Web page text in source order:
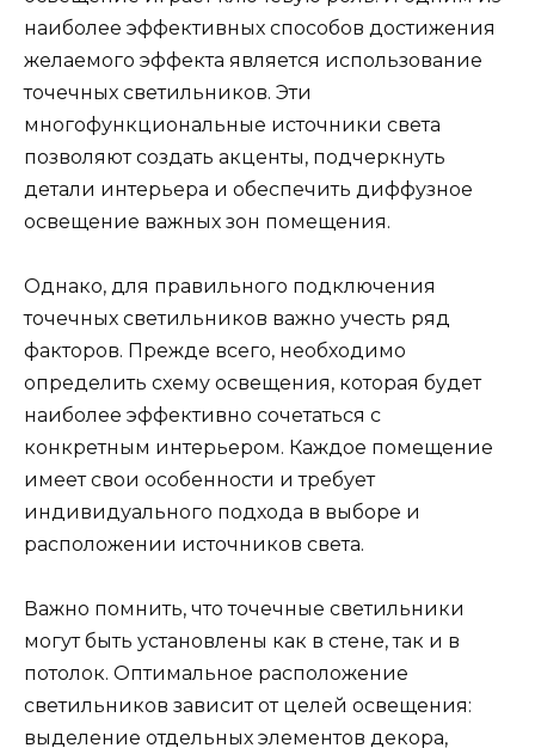
наиболее эффективных способов достижения
желаемого эффекта является использование
точечных светильников. Эти
многофункциональные источники света
позволяют создать акценты, подчеркнуть
детали интерьера и обеспечить диффузное
освещение важных зон помещения.
Однако, для правильного подключения
точечных светильников важно учесть ряд
факторов. Прежде всего, необходимо
определить схему освещения, которая будет
наиболее эффективно сочетаться с
конкретным интерьером. Каждое помещение
имеет свои особенности и требует
индивидуального подхода в выборе и
расположении источников света.
Важно помнить, что точечные светильники
могут быть установлены как в стене, так и в
потолок. Оптимальное расположение
светильников зависит от целей освещения:
выделение отдельных элементов декора,